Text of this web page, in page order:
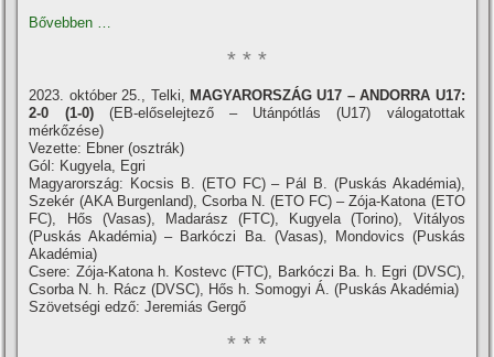
Bővebben …
* * *
2023. október 25., Telki, MAGYARORSZÁG U17 – ANDORRA U17:
2-0 (1-0)(EB-előselejtező – Utánpótlás (U17) válogatottak
mérkőzése)
Vezette: Ebner (osztrák)
Gól: Kugyela, Egri
Magyarország: Kocsis B. (ETO FC) – Pál B. (Puskás Akadémia),
Szekér (AKA Burgenland), Csorba N. (ETO FC) – Zója-Katona (ETO
FC), Hős (Vasas), Madarász (FTC), Kugyela (Torino), Vitályos
(Puskás Akadémia) – Barkóczi Ba. (Vasas), Mondovics (Puskás
Akadémia)
Csere: Zója-Katona h. Kostevc (FTC), Barkóczi Ba. h. Egri (DVSC),
Csorba N. h. Rácz (DVSC), Hős h. Somogyi Á. (Puskás Akadémia)
Szövetségi edző: Jeremiás Gergő
* * *